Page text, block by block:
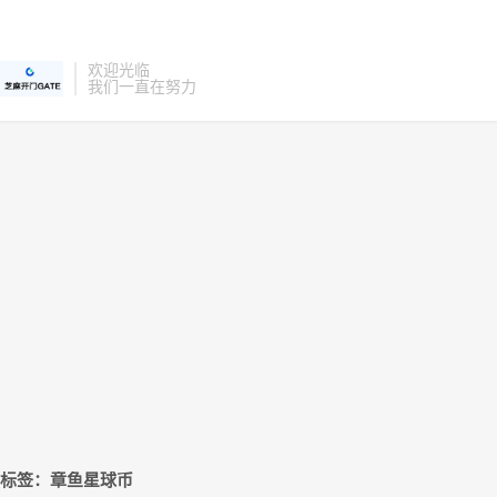
欢迎光临
我们一直在努力
标签：章鱼星球币